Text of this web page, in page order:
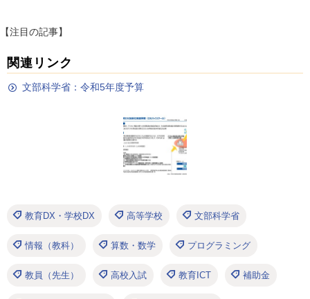
【注目の記事】
関連リンク
文部科学省：令和5年度予算
教育DX・学校DX 高等学校 文部科学省
情報（教科） 算数・数学 プログラミング
教員（先生） 高校入試 教育ICT 補助金